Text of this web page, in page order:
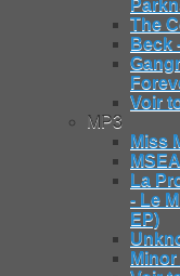
The
Beck
Voir
MP3
Miss
La
- Le
EP)